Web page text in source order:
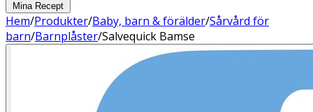
Mina Recept
Hem/Produkter/Baby, barn & förälder/Sårvård för
barn/Barnplåster/Salvequick Bamse